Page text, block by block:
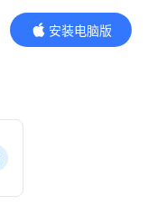
安装电脑版
内容更精彩